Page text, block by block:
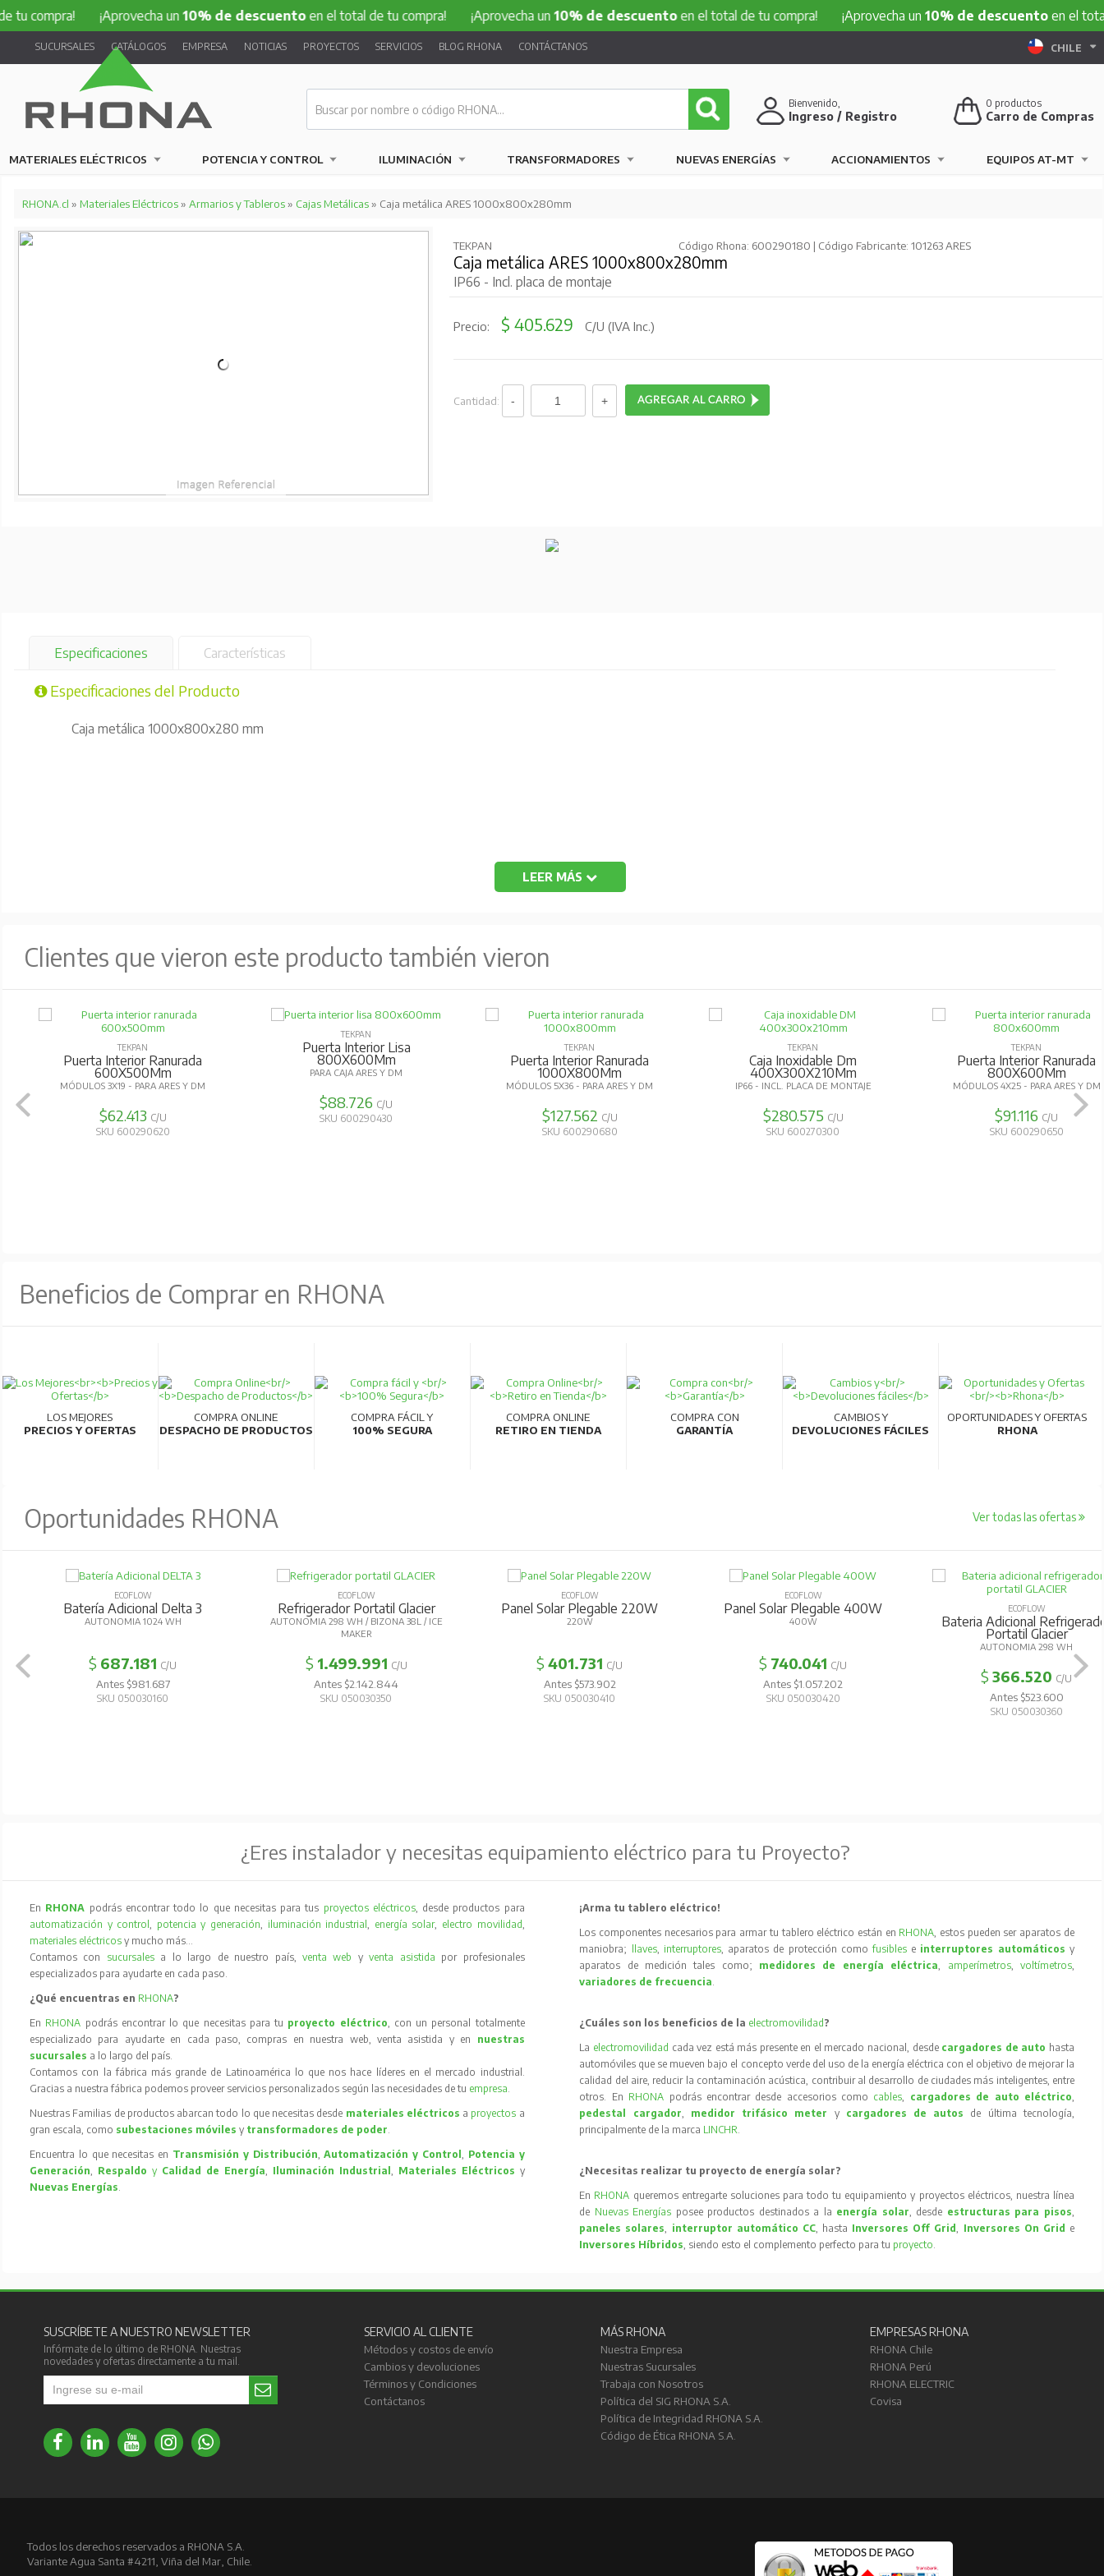
¡Aprovecha un10% de descuentoen el total de tu compra! ¡Aprovecha un10% de descuentoen el total de tu compra! ¡Aprovecha un10% de descuentoen el total de tu
SUCURSALES CATÁLOGOS EMPRESA NOTICIAS PROYECTOS SERVICIOS BLOG RHONA CONTÁCTANOS CHILE
0 productos
Carro de Compras
Bienvenido,
Ingreso / Registro
MATERIALES ELÉCTRICOS POTENCIA Y CONTROL ILUMINACIÓN TRANSFORMADORES NUEVAS ENERGÍAS ACCIONAMIENTOS EQUIPOS AT-MT
RHONA.cl » Materiales Eléctricos» Armarios y Tableros» Cajas Metálicas» Caja metálica ARES 1000x800x280mm
TEKPAN Código Rhona: 600290180 | Código Fabricante: 101263 ARES
Caja metálica ARES 1000x800x280mm
IP66 - Incl. placa de montaje
Precio: $ 405.629 C/U (IVA Inc.)
Cantidad:
Especificaciones Características
Especificaciones del Producto
Caja metálica 1000x800x280 mm
LEER MÁS
Clientes que vieron este producto también vieron
TEKPAN
Puerta Interior Ranurada
600X500Mm
MÓDULOS 3X19 - PARA ARES Y DM
$62.413 C/U
SKU 600290620
TEKPAN
Puerta Interior Lisa
800X600Mm
PARA CAJA ARES Y DM
$88.726 C/U
SKU 600290430
TEKPAN
Puerta Interior Ranurada
1000X800Mm
MÓDULOS 5X36 - PARA ARES Y DM
$127.562 C/U
SKU 600290680
TEKPAN
Caja Inoxidable Dm
400X300X210Mm
IP66 - INCL. PLACA DE MONTAJE
$280.575 C/U
SKU 600270300
TEKPAN
Puerta Interior Ranurada
800X600Mm
MÓDULOS 4X25 - PARA ARES Y DM
$91.116 C/U
SKU 600290650
Beneficios de Comprar en RHONA
LOS MEJORES
PRECIOS Y OFERTAS
COMPRA ONLINE
DESPACHO DE PRODUCTOS
COMPRA FÁCIL Y
100% SEGURA
COMPRA ONLINE
RETIRO EN TIENDA
COMPRA CON
GARANTÍA
CAMBIOS Y
DEVOLUCIONES FÁCILES
OPORTUNIDADES Y OFERTAS
RHONA
Oportunidades RHONA Ver todas las ofertas
ECOFLOW
Batería Adicional Delta 3
AUTONOMIA 1024 WH
$ 687.181 C/U
Antes $981.687
SKU 050030160
ECOFLOW
Refrigerador Portatil Glacier
AUTONOMIA 298 WH / BIZONA 38L / ICE
MAKER
$ 1.499.991 C/U
Antes $2.142.844
SKU 050030350
ECOFLOW
Panel Solar Plegable 220W
220W
$401.731 C/U
Antes $573.902
SKU 050030410
ECOFLOW
Panel Solar Plegable 400W
400W
$ 740.041 C/U
Antes $1.057.202
SKU 050030420
ECOFLOW
Bateria Adicional
Portatil Glacier
AUTONOMIA 298 WH
$366.520 C/U
Antes $523.600
SKU 050030360
¿Eres instalador y necesitas equipamiento eléctrico para tu Proyecto?
En RHONA podrás encontrar todo lo que necesitas para tus proyectos eléctricos, desde productos para
automatización y control, potencia y generación, iluminación industrial, energía solar, electro movilidad,
materiales eléctricos y mucho más…
Contamos con sucursales a lo largo de nuestro país, venta web yventa asistida por profesionales
especializados para ayudarte en cada paso.
¿Qué encuentras en RHONA?
En RHONA podrás encontrar lo que necesitas para tu proyecto eléctrico, con un personal totalmente
especializado para ayudarte en cada paso, compras en nuestra web, venta asistida y en nuestras
sucursales a lo largo del país.
Contamos con la fábrica más grande de Latinoamérica lo que nos hace líderes en el mercado industrial.
Gracias a nuestra fábrica podemos proveer servicios personalizados según las necesidades de tu empresa.
Nuestras Familias de productos abarcan todo lo que necesitas desde materiales eléctricos a proyectos a
gran escala, como subestaciones móvilesy transformadores de poder.
Encuentra lo que necesitas en Transmisión y Distribución,Automatización y Control, Potencia y
Generación, Respaldo y Calidad de Energía, Iluminación Industrial , Materiales Eléctricos y
Nuevas Energías.
¡Arma tu tablero eléctrico!
Los componentes necesarios para armar tu tablero eléctrico están en RHONA, estos pueden ser aparatos de
maniobra;
llaves, interruptores, aparatos de protección comofusibles e interruptores automáticos y
aparatos de medición tales como; medidores de energía eléctrica, amperímetros, voltímetros,
variadores de frecuencia.
¿Cuáles son los beneficios de la electromovilidad ?
La electromovilidad cada vez está más presente en el mercado nacional, desde cargadores de auto hasta
automóviles que se mueven bajo el concepto verde del uso de la energía eléctrica con el objetivo de mejorar la
calidad del aire, reducir la contaminación acústica, contribuir al desarrollo de ciudades más inteligentes, entre
otros. En RHONA podrás encontrar desde accesorios como cables, cargadores de auto eléctrico,
pedestal cargador, medidor trifásico meter y cargadores de autos
de última tecnología,
principalmente de la marca LINCHR.
¿Necesitas realizar tu proyecto de energía solar?
En RHONA queremos entregarte soluciones para todo tu equipamiento y proyectos eléctricos, nuestra línea
de Nuevas Energías posee productos destinados a la energía solar, desde estructuras para pisos,
paneles solares, interruptor automático CC, hasta Inversores Off Grid, Inversores On Grid e
Inversores Híbridos, siendo esto el complemento perfecto para tu proyecto.
SUSCRÍBETE A NUESTRO NEWSLETTER
Infórmate de lo último de RHONA. Nuestras
novedades y ofertas directamente a tu mail.
SERVICIO AL CLIENTE
Métodos y costos de envío
Cambios y devoluciones
Términos y Condiciones
Contáctanos
MÁS RHONA
Nuestra Empresa
Nuestras Sucursales
Trabaja con Nosotros
Política del SIG RHONA S.A.
Política de Integridad RHONA S.A.
Código de Ética RHONA S.A.
EMPRESAS RHONA
RHONA Chile
RHONA Perú
RHONA ELECTRIC
Covisa
Todos los derechos reservados a RHONA S.A.
Variante Agua Santa #4211, Viña del Mar, Chile.